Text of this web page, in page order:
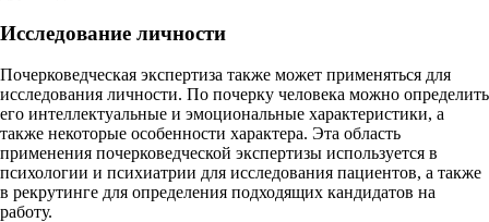
Исследование личности
Почерковедческая экспертиза также может применяться для
исследования личности. По почерку человека можно определить
его интеллектуальные и эмоциональные характеристики, а
также некоторые особенности характера. Эта область
применения почерковедческой экспертизы используется в
психологии и психиатрии для исследования пациентов, а также
в рекрутинге для определения подходящих кандидатов на
работу.